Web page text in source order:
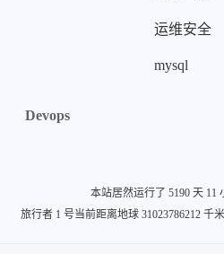
运维安全
mysql
Devops